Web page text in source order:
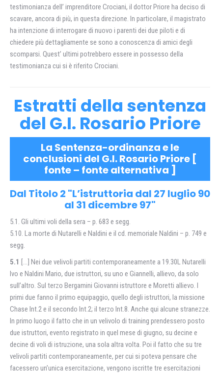
testimonianza dell’ imprenditore Crociani, il dottor Priore ha deciso di
scavare, ancora di più, in questa direzione. In particolare, il magistrato
ha intenzione di interrogare di nuovo i parenti dei due piloti e di
chiedere più dettagliamente se sono a conoscenza di amici degli
scomparsi. Quest’ ultimi potrebbero essere in possesso della
testimonianza cui si è riferito Crociani.
Estratti della sentenza
del G.I. Rosario Priore
La Sentenza-ordinanza e le
conclusioni del G.I. Rosario Priore [
fonte– fonte alternativa ]
Dal Titolo 2 "L’istruttoria dal 27 luglio 90
al 31 dicembre 97"
5.1. Gli ultimi voli della sera – p. 683 e segg.
5.10. La morte di Nutarelli e Naldini e il cd. memoriale Naldini – p. 749 e
segg.
5.1 […] Nei due velivoli partiti contemporaneamente a 19.30L Nutarelli
Ivo e Naldini Mario, due istruttori, su uno e Giannelli, allievo, da solo
sull’altro. Sul terzo Bergamini Giovanni istruttore e Moretti allievo. I
primi due fanno il primo equipaggio, quello degli istruttori, la missione
Chase Int.2 e il secondo Int.2; il terzo Int.8. Anche qui alcune stranezze.
In primo luogo il fatto che in un velivolo di training prendessero posto
due istruttori, evento registrato in quel mese di giugno, su decine e
decine di voli di istruzione, una sola altra volta. Poi il fatto che su tre
velivoli partiti contemporaneamente, per cui si poteva pensare che
facessero un’unica esercitazione, vengono iscritte tre esercitazioni